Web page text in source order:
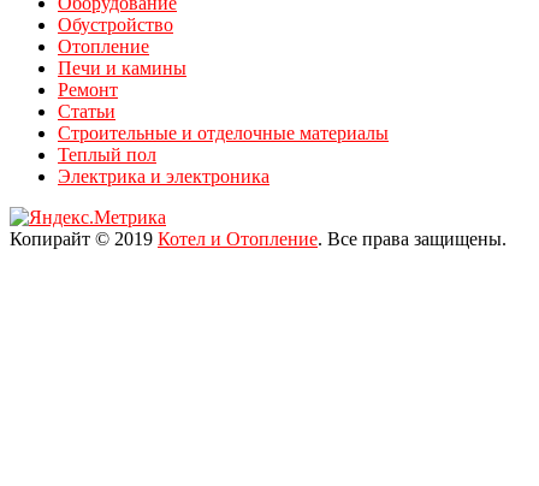
Обустройство
Отопление
Печи и камины
Ремонт
Статьи
Строительные и отделочные материалы
Теплый пол
Электрика и электроника
Копирайт © 2019 Котел и Отопление. Все права защищены.